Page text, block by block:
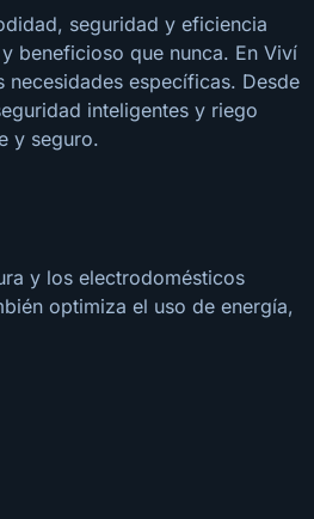
seguridad y eficiencia
beneficioso que nunca. En Viví
específicas. Desde
inteligentes y riego
y seguro.
y los electrodomésticos
optimiza el uso de energía,